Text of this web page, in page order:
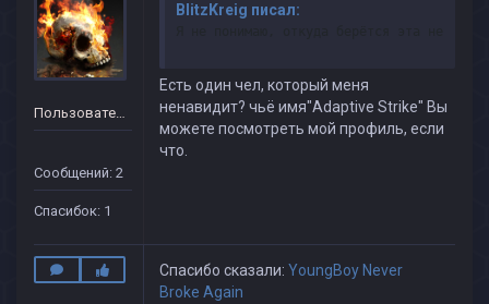
Пользователь
Сообщений: 2
Спасибок: 1
BlitzKreig писал:
Есть один чел, который меня
ненавидит? чьё имя"Adaptive Strike" Вы
можете посмотреть мой профиль, если
что.
Спасибо сказали: YoungBoy Never
Broke Again